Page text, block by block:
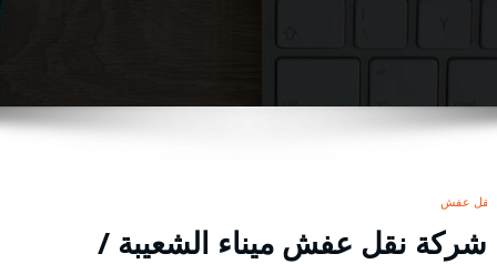
نقل عفش
شركة نقل عفش ميناء الشعيبة /